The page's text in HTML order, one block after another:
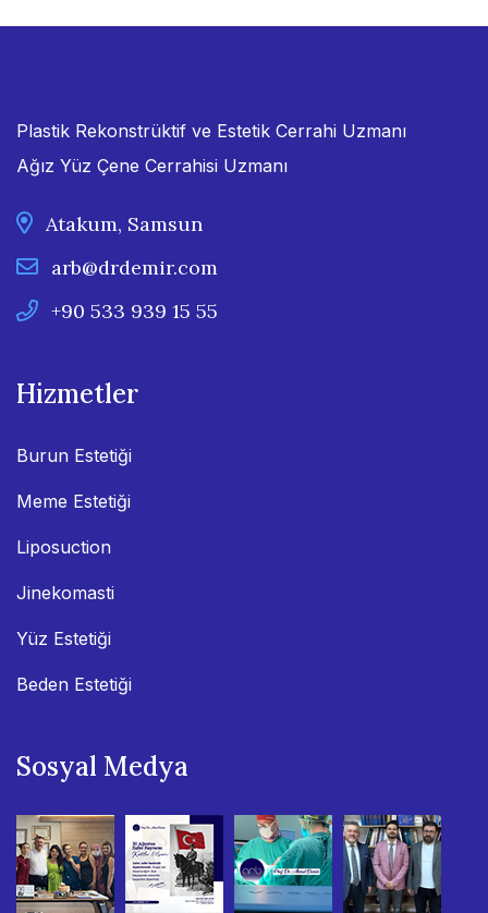
Plastik Rekonstrüktif ve Estetik Cerrahi Uzmanı
Ağız Yüz Çene Cerrahisi Uzmanı
Atakum, Samsun
arb@drdemir.com
+90 533 939 15 55
Hizmetler
Burun Estetiği
Meme Estetiği
Liposuction
Jinekomasti
Yüz Estetiği
Beden Estetiği
Sosyal Medya